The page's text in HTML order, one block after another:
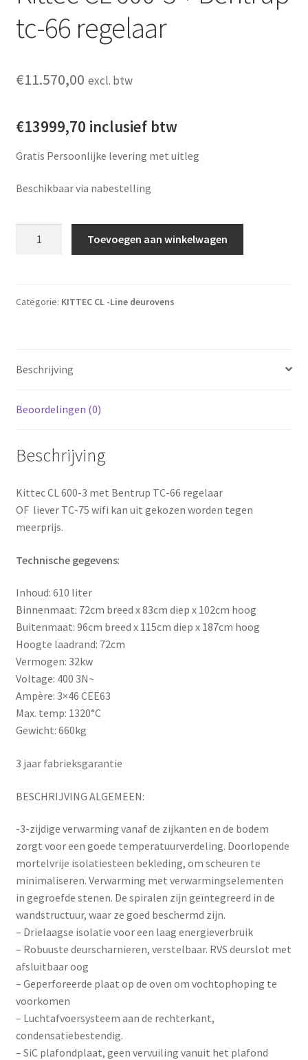
tc-66 regelaar
€11.570,00 excl. btw
€13999,70 inclusief btw
Gratis Persoonlijke levering met uitleg
Beschikbaar via nabestelling
Toevoegen aan winkelwagen
Categorie: KITTEC CL -Line deurovens
Beschrijving
Beoordelingen (0)
Beschrijving
Kittec CL 600-3 met Bentrup TC-66 regelaar
OF liever TC-75 wifi kan uit gekozen worden tegen
meerprijs.
Technische gegevens:
Inhoud: 610 liter
Binnenmaat: 72cm breed x 83cm diep x 102cm hoog
Buitenmaat: 96cm breed x 115cm diep x 187cm hoog
Hoogte laadrand: 72cm
Vermogen: 32kw
Voltage: 400 3N~
Ampère: 3×46 CEE63
Max. temp: 1320°C
Gewicht: 660kg
3 jaar fabrieksgarantie
BESCHRIJVING ALGEMEEN:
-3-zijdige verwarming vanaf de zijkanten en de bodem
zorgt voor een goede temperatuurverdeling. Doorlopende
mortelvrije isolatiesteen bekleding, om scheuren te
minimaliseren. Verwarming met verwarmingselementen
in gegroefde stenen. De spiralen zijn geïntegreerd in de
wandstructuur, waar ze goed beschermd zijn.
– Drielaagse isolatie voor een laag energieverbruik
– Robuuste deurscharnieren, verstelbaar. RVS deurslot met
afsluitbaar oog
– Geperforeerde plaat op de oven om vochtophoping te
voorkomen
– Luchtafvoersysteem aan de rechterkant,
condensatiebestendig.
– SiC plafondplaat, geen vervuiling vanuit het plafond